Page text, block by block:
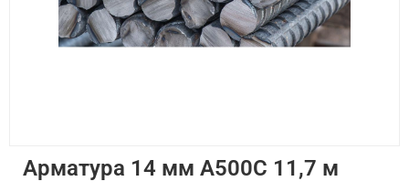
Арматура 14 мм А500С 11,7 м